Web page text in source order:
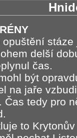
delší
čas.
být
na jaře
Čas tedy pro
to